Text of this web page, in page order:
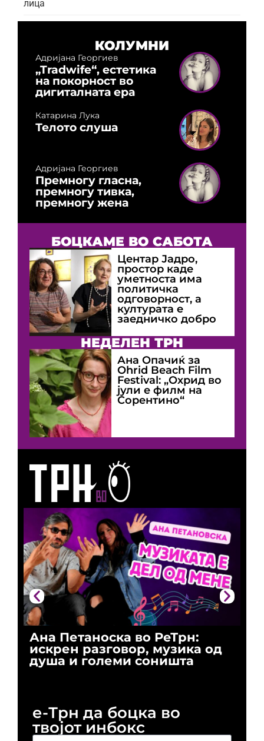
лица
Ана Петаноска во РеТрн:
искрен разговор, музика од
душа и големи соништа
КОЛУМНИ
Адријана Георгиев
„Tradwife“, естетика
на покорност во
дигиталната ера
Катарина Лука
Телото слуша
Адријана Георгиев
Премногу гласна,
премногу тивка,
премногу жена
БОЦКАМЕ ВО САБОТА
Центар Јадро,
простор каде
уметноста има
политичка
одговорност, а
културата е
заедничко добро
НЕДЕЛЕН ТРН
Ана Опачиќ за
Оhrid Beach Film
Festival: „Охрид во
јули е филм на
Сорентино“
е-Трн да боцка во
твојот инбокс